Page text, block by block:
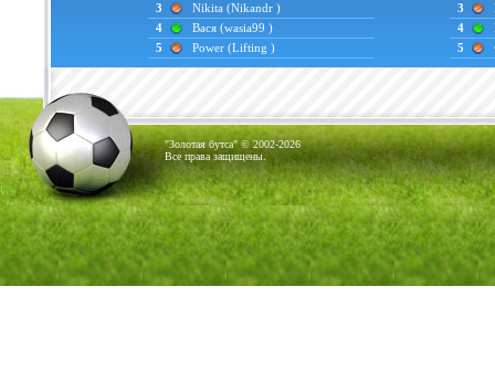
3
Nikita (Nikandr )
4
Вася (wasia99 )
5
Power (Lifting )
3
4
5
"Золотая бутса" © 2002-2026
Все права защищены.